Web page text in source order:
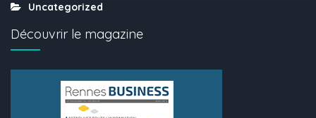
Uncategorized
Découvrir le magazine